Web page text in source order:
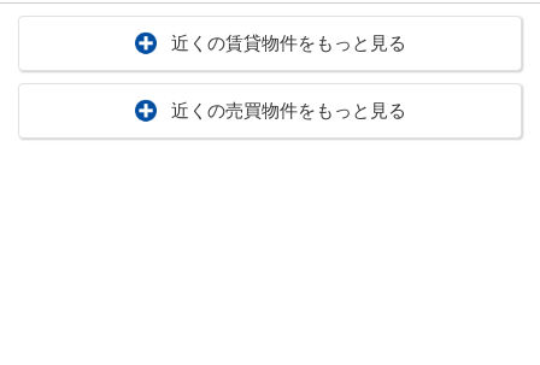
近くの賃貸物件をもっと見る
近くの売買物件をもっと見る